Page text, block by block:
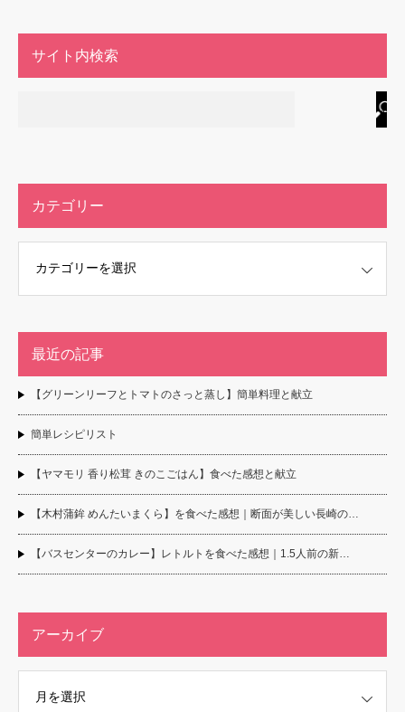
サイト内検索
カテゴリー
最近の記事
【グリーンリーフとトマトのさっと蒸し】簡単料理と献立
簡単レシピリスト
【ヤマモリ 香り松茸 きのこごはん】食べた感想と献立
【木村蒲鉾 めんたいまくら】を食べた感想｜断面が美しい長崎の…
【バスセンターのカレー】レトルトを食べた感想｜1.5人前の新…
アーカイブ